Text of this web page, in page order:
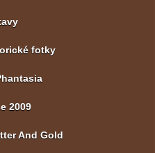
fotky
2009
And Gold